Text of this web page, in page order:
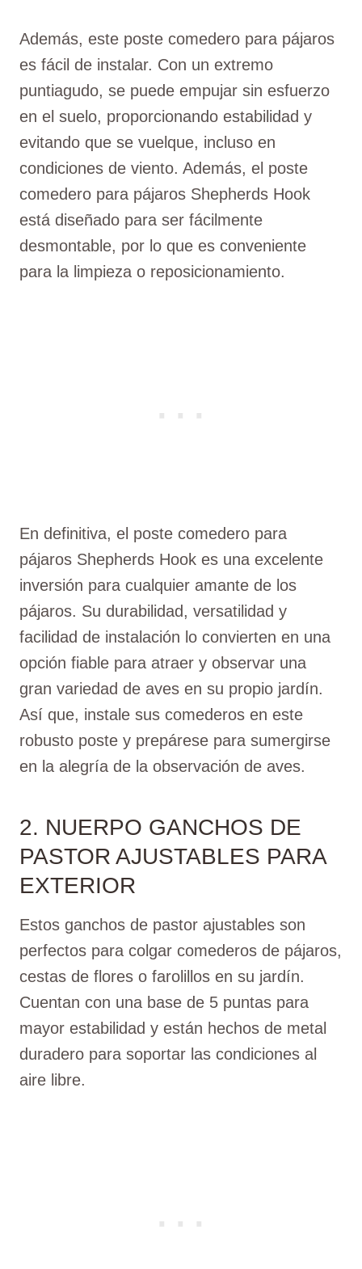
Además, este poste comedero para pájaros
es fácil de instalar. Con un extremo
puntiagudo, se puede empujar sin esfuerzo
en el suelo, proporcionando estabilidad y
evitando que se vuelque, incluso en
condiciones de viento. Además, el poste
comedero para pájaros Shepherds Hook
está diseñado para ser fácilmente
desmontable, por lo que es conveniente
para la limpieza o reposicionamiento.
En definitiva, el poste comedero para
pájaros Shepherds Hook es una excelente
inversión para cualquier amante de los
pájaros. Su durabilidad, versatilidad y
facilidad de instalación lo convierten en una
opción fiable para atraer y observar una
gran variedad de aves en su propio jardín.
Así que, instale sus comederos en este
robusto poste y prepárese para sumergirse
en la alegría de la observación de aves.
2. NUERPO GANCHOS DE
PASTOR AJUSTABLES PARA
EXTERIOR
Estos ganchos de pastor ajustables son
perfectos para colgar comederos de pájaros,
cestas de flores o farolillos en su jardín.
Cuentan con una base de 5 puntas para
mayor estabilidad y están hechos de metal
duradero para soportar las condiciones al
aire libre.